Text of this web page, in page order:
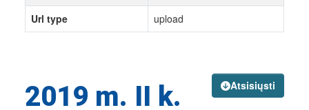
Atsisiųsti
2019 m. II k.
Url type
upload